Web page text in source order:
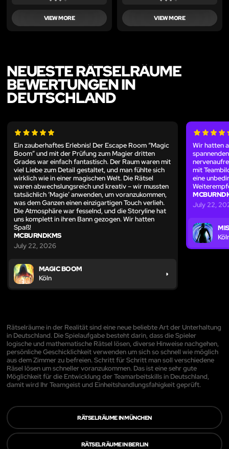
VIEW MORE VIEW MORE
NEUESTE RÄTSELRÄUME
BEWERTUNGEN IN
DEUTSCHLAND
Ein zauberhaftes Erlebnis! Der Escape Room “Magic
Boom” und mit der Prüfung zum Magier dritten
Grades war einfach fantastisch. Der Raum waren mit
viel Liebe zum Detail gestaltet, und man fühlte sich
wirklich wie in einer magischen Welt. Die Rätsel
waren abwechslungsreich und kreativ – wir mussten
tatsächlich ‘Magie’ anwenden, um voranzukommen,
was dem Ganzen einen einzigartigen Touch verlieh.
Die Atmosphäre war fesselnd, und die Storyline hat
uns komplett in ihren Bann gezogen. Wir hatten
Spaß!
MCBURNDKMS
July 22, 2026
MAGIC BOOM
Köln
Wir hatten
mit
eine
July 22,
Rätselräume in der Realität sind eine neue beliebte Art der Unterhaltung
in Deutschland. Die Spielaufgabe besteht darin, dass die Spieler
logische und mathematische Rätsel lösen, diverse Hinweise nachgehen,
persönliche Geschicklichkeit verwenden um sich so schnell wie möglich
aus dem Zimmer zu befreien. Schritt für Schritt man soll verschiedene
Räsel lösen um schneller voranzukommen. Das ist eine sehr gute
Möglichkeit für die Entwicklung der Teamarbeitskills in Deutschland,
damit wird Ihr Teamgeist und Einheitshandlungsfahigkeit geprüft.
RÄTSELRÄUME IN MÜNCHEN
RÄTSELRÄUME IN BERLIN